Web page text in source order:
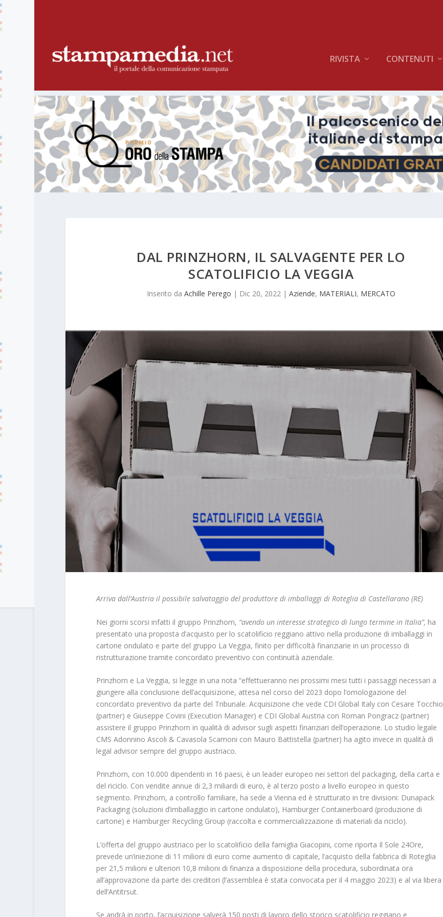
RIVISTA CONTENUTI
DAL PRINZHORN, IL SALVAGENTE PER LO
SCATOLIFICIO LA VEGGIA
Inserito da Achille Perego | Dic 20, 2022| Aziende, MATERIALI, MERCATO
Arriva dall’Austria il possibile salvataggio del produttore di imballaggi di Roteglia di Castellarano (RE)
Nei giorni scorsi infatti il gruppo Prinzhorn, “avendo un interesse strategico di lungo termine in Italia”, ha
presentato una proposta d’acquisto per lo scatolificio reggiano attivo nella produzione di imballaggi in
cartone ondulato e parte del gruppo La Veggia, finito per difficoltà finanziarie in un processo di
ristrutturazione tramite concordato preventivo con continuità aziendale.
Prinzhorn e La Veggia, si legge in una nota “effettueranno nei prossimi mesi tutti i passaggi necessari a
giungere alla conclusione dell’acquisizione, attesa nel corso del 2023 dopo l’omologazione del
concordato preventivo da parte del Tribunale. Acquisizione che vede CDI Global Italy con Cesare Tocchio
(partner) e Giuseppe Covini (Execution Manager) e CDI Global Austria con Roman Pongracz (partner)
assistere il gruppo Prinzhorn in qualità di advisor sugli aspetti finanziari dell’operazione. Lo studio legale
CMS Adonnino Ascoli & Cavasola Scamoni con Mauro Battistella (partner) ha agito invece in qualità di
legal advisor sempre del gruppo austriaco.
Prinzhorn, con 10.000 dipendenti in 16 paesi, è un leader europeo nei settori del packaging, della carta e
del riciclo. Con vendite annue di 2,3 miliardi di euro, è al terzo posto a livello europeo in questo
segmento. Prinzhorn, a controllo familiare, ha sede a Vienna ed è strutturato in tre divisioni: Dunapack
Packaging (soluzioni d’imballaggio in cartone ondulato), Hamburger Containerboard (produzione di
cartone) e Hamburger Recycling Group (raccolta e commercializzazione di materiali da riciclo).
L’offerta del gruppo austriaco per lo scatolificio della famiglia Giacopini, come riporta Il Sole 24Ore,
prevede un’iniezione di 11 milioni di euro come aumento di capitale, l’acquisto della fabbrica di Roteglia
per 21,5 milioni e ulteriori 10,8 milioni di finanza a disposizione della procedura, subordinata ora
all’approvazione da parte dei creditori (l’assemblea è stata convocata per il 4 maggio 2023) e al via libera
dell’Antitrsut.
Se andrà in porto, l’acquisizione salverà 150 posti di lavoro dello storico scatolificio reggiano e